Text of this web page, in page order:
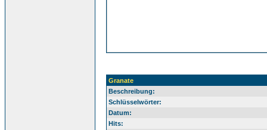
Granate
Beschreibung:
Schlüsselwörter:
Datum:
Hits: